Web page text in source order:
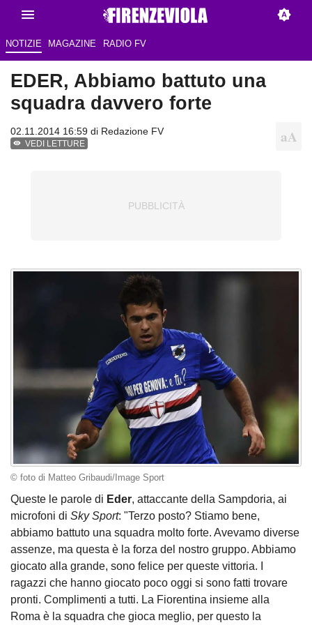
NOTIZIE MAGAZINE RADIO FV
EDER, Abbiamo battuto una
squadra davvero forte
02.11.2014 16:59 di Redazione FV
VEDI LETTURE
© foto di Matteo Gribaudi/Image Sport
Queste le parole di Eder, attaccante della Sampdoria, ai
microfoni di Sky Sport: "Terzo posto? Stiamo bene,
abbiamo battuto una squadra molto forte. Avevamo diverse
assenze, ma questa è la forza del nostro gruppo. Abbiamo
giocato alla grande, sono felice per queste vittoria. I
ragazzi che hanno giocato poco oggi si sono fatti trovare
pronti. Complimenti a tutti. La Fiorentina insieme alla
Roma è la squadra che gioca meglio, per questo la